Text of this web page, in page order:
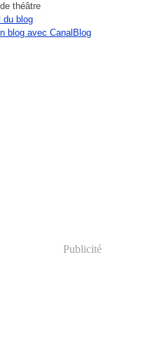
théâtre
du blog
blog avec CanalBlog
Publicité